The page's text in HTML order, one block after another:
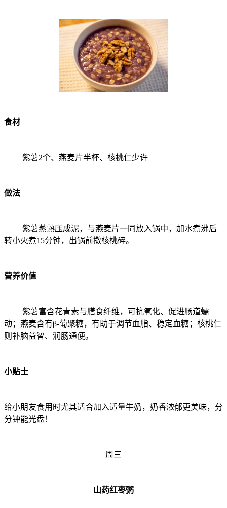
食材
紫薯2个、燕麦片半杯、核桃仁少许
做法
紫薯蒸熟压成泥，与燕麦片一同放入锅中，加水煮沸后
转小火煮15分钟，出锅前撒核桃碎。
营养价值
紫薯富含花青素与膳食纤维，可抗氧化、促进肠道蠕
动；燕麦含有β-葡聚糖，有助于调节血脂、稳定血糖；核桃仁
则补脑益智、润肠通便。
小贴士
给小朋友食用时尤其适合加入适量牛奶，奶香浓郁更美味，分
分钟能光盘！
周三
山药红枣粥